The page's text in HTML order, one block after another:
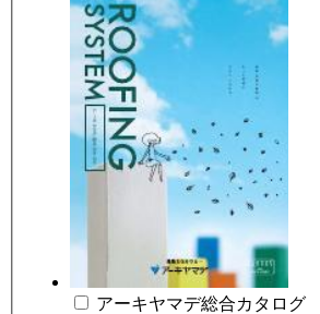
アーキヤマデ総合カタログ